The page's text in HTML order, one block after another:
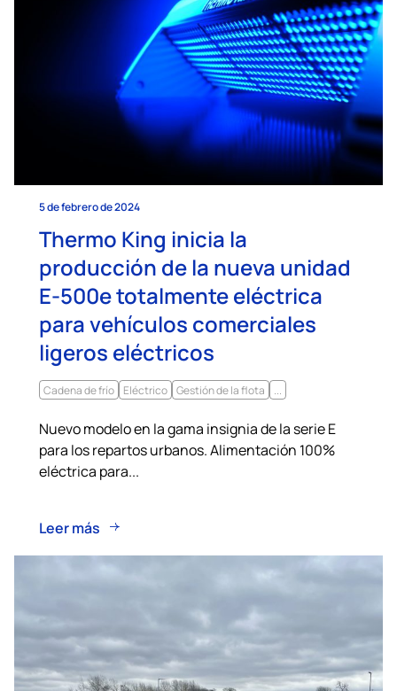
5 de febrero de 2024
Thermo King inicia la
producción de la nueva unidad
E-500e totalmente eléctrica
para vehículos comerciales
ligeros eléctricos
Cadena de frío Eléctrico Gestión de la flota
Nuevo modelo en la gama insignia de la serie E
para los repartos urbanos. Alimentación 100%
eléctrica para...
Leer más